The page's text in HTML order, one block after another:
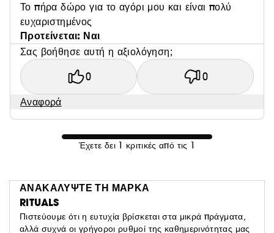
Το πήρα δώρο για το αγόρι μου και είναι πολύ
ευχαριστημένος
Προτείνεται: Ναι
Σας βοήθησε αυτή η αξιολόγηση;
0 0
Αναφορά
Έχετε δει 1 κριτικές από τις 1
ΑΝΑΚΑΛΥΨΤΕ ΤΗ ΜΑΡΚΑ
RITUALS
Πιστεύουμε ότι η ευτυχία βρίσκεται στα μικρά πράγματα,
αλλά συχνά οι γρήγοροι ρυθμοί της καθημερινότητας μας